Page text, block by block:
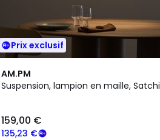
Prix exclusif
AM.PM
Suspension, lampion en maille, Satchi
135,23 €
159,00 €
5
/